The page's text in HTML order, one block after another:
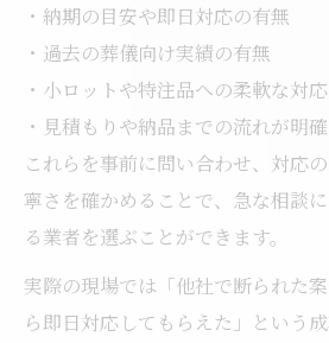
地域工場選びで失敗しない葬
葬儀袋袋調達時の工場選
地元工場に直接依頼する
葬儀袋袋制作で工場見学
見積もり比較で分かる袋
信頼できる工場との長期
き方
・納期の目安や即日対応の有無
・過去の葬儀向け実績の有無
・小ロットや特注品への柔軟な対
・見積もりや納品までの流れが明
これらを事前に問い合わせ、対応
寧さを確かめることで、急な相談
る業者を選ぶことができます。
実際の現場では「他社で断られた
ら即日対応してもらえた」という成